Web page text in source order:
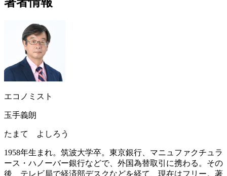
エコノミスト
玉手義朗
たまて よしろう
1958年生まれ。筑波大学卒。東京銀行、マニュファクチュラ
ース・ハノーバー銀行などで、外国為替取引に携わる。その
後、テレビ局で経済部デスクなどを経て、現在はフリー。著